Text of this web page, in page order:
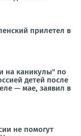
прилетел в
на каникулы" по
детей после
— мае, заявил в
не помогут